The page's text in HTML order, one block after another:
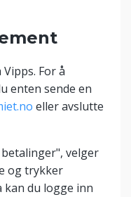
For å
enten sende en
eller avslutte
velger
og trykker
kan du logge inn